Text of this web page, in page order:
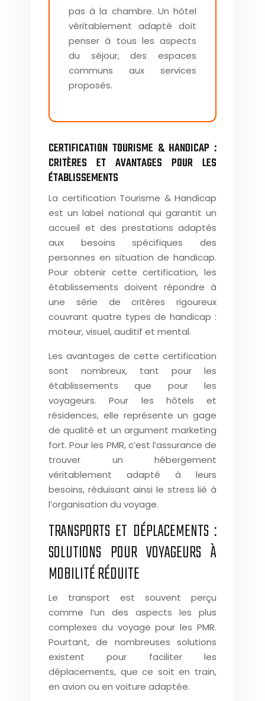
pas à la chambre. Un hôtel
véritablement adapté doit
penser à tous les aspects
du séjour, des espaces
communs aux services
proposés.
CERTIFICATION TOURISME & HANDICAP :
CRITÈRES ET AVANTAGES POUR LES
ÉTABLISSEMENTS
La certification Tourisme & Handicap
est un label national qui garantit un
accueil et des prestations adaptés
aux besoins spécifiques des
personnes en situation de handicap.
Pour obtenir cette certification, les
établissements doivent répondre à
une série de critères rigoureux
couvrant quatre types de handicap :
moteur, visuel, auditif et mental.
Les avantages de cette certification
sont nombreux, tant pour les
établissements que pour les
voyageurs. Pour les hôtels et
résidences, elle représente un gage
de qualité et un argument marketing
fort. Pour les PMR, c’est l’assurance de
trouver un hébergement
véritablement adapté à leurs
besoins, réduisant ainsi le stress lié à
l’organisation du voyage.
TRANSPORTS ET DÉPLACEMENTS :
SOLUTIONS POUR VOYAGEURS À
MOBILITÉ RÉDUITE
Le transport est souvent perçu
comme l’un des aspects les plus
complexes du voyage pour les PMR.
Pourtant, de nombreuses solutions
existent pour faciliter les
déplacements, que ce soit en train,
en avion ou en voiture adaptée.